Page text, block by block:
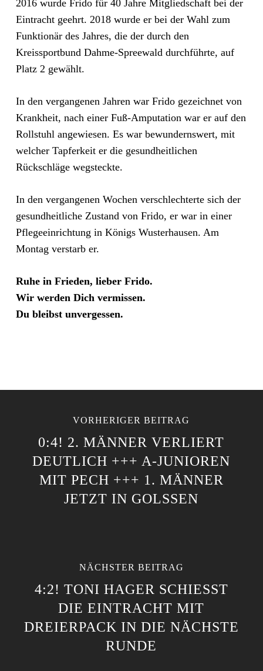
2016 wurde Frido für 40 Jahre Mitgliedschaft bei der
Eintracht geehrt. 2018 wurde er bei der Wahl zum
Funktionär des Jahres, die der durch den
Kreissportbund Dahme-Spreewald durchführte, auf
Platz 2 gewählt.
In den vergangenen Jahren war Frido gezeichnet von
Krankheit, nach einer Fuß-Amputation war er auf den
Rollstuhl angewiesen. Es war bewundernswert, mit
welcher Tapferkeit er die gesundheitlichen
Rückschläge wegsteckte.
In den vergangenen Wochen verschlechterte sich der
gesundheitliche Zustand von Frido, er war in einer
Pflegeeinrichtung in Königs Wusterhausen. Am
Montag verstarb er.
Ruhe in Frieden, lieber Frido.
Wir werden Dich vermissen.
Du bleibst unvergessen.
VORHERIGER BEITRAG
0:4! 2. MÄNNER VERLIERT
DEUTLICH +++ A-JUNIOREN
MIT PECH +++ 1. MÄNNER
JETZT IN GOLSSEN
NÄCHSTER BEITRAG
4:2! TONI HAGER SCHIESST D
IE EINTRACHT MIT D
REIERPACK IN DIE NÄCHSTE R
UNDE